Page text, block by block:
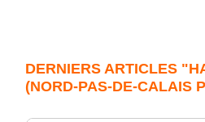
DERNIERS ARTICLES
(NORD-PAS-DE-CALAIS